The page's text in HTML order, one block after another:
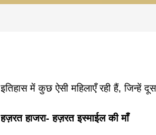
इतिहास में कुछ ऐसी महिलाएँ रही हैं, जिन्हें
हज़रत हाजरा- हज़रत इस्माईल की माँ